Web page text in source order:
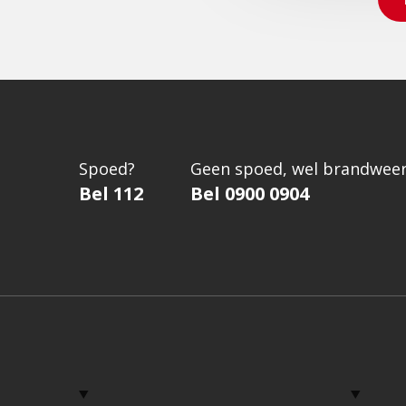
Spoed?
Bel 112
Geen spoed, wel
Bel 0900 0904